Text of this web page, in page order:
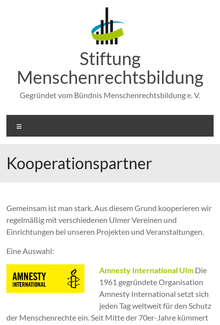
Stiftung
Menschenrechtsbildung
Gegründet vom Bündnis Menschenrechtsbildung e. V.
Kooperationspartner
Gemeinsam ist man stark. Aus diesem Grund kooperieren wir
regelmäßig mit verschiedenen Ulmer Vereinen und
Einrichtungen bei unseren Projekten und Veranstaltungen.
Eine Auswahl:
Amnesty International Ulm Die
1961 gegründete Organisation
Amnesty International setzt sich
jeden Tag weltweit für den Schutz
der Menschenrechte ein. Seit Mitte der 70er-Jahre kümmert